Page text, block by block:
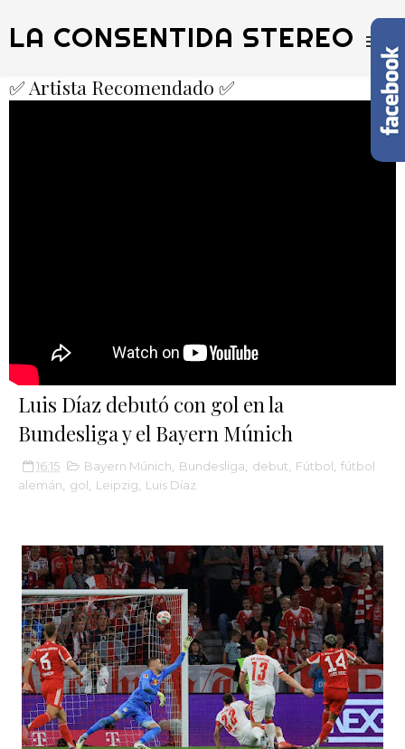
LA CONSENTIDA STEREO
✅ Artista Recomendado ✅
Luis Díaz debutó con gol en la
Bundesliga y el Bayern Múnich
16:15 Bayern Múnich Bundesliga debut Fútbol fútbol
alemán
gol Leipzig Luis Díaz